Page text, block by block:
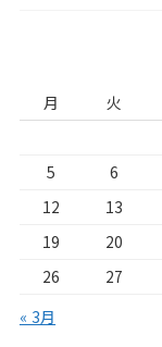
月
火
5
6
12
13
19
20
26
27
« 3月